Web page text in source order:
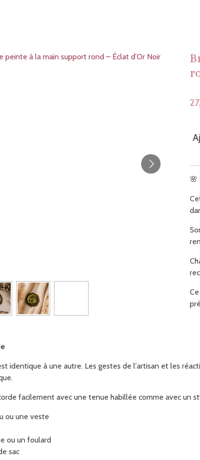
🌸
identique à une autre. Les gestes de l'artisan et les
facilement avec une tenue habillée comme avec un
ou une veste
ou un foulard
sac